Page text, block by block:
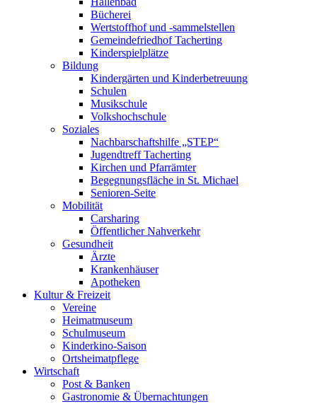
Bücherei
Wertstoffhof und -sammelstellen
Gemeindefriedhof Tacherting
Kinderspielplätze
Bildung
Kindergärten und Kinderbetreuung
Schulen
Musikschule
Volkshochschule
Soziales
Nachbarschaftshilfe „STEP“
Jugendtreff Tacherting
Kirchen und Pfarrämter
Begegnungsfläche in St. Michael
Senioren-Seite
Mobilität
Carsharing
Öffentlicher Nahverkehr
Gesundheit
Ärzte
Krankenhäuser
Apotheken
Kultur & Freizeit
Vereine
Heimatmuseum
Schulmuseum
Kinderkino-Saison
Ortsheimatpflege
Wirtschaft
Post & Banken
Gastronomie & Übernachtungen